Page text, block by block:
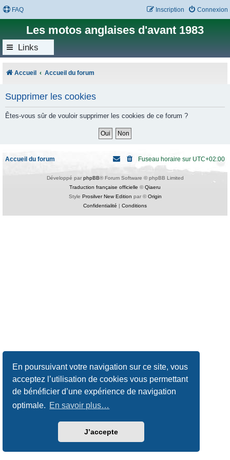
En poursuivant votre navigation sur ce site, vous
acceptez l’utilisation de cookies vous permettant
de bénéficier d’une expérience de navigation
optimale. En savoir plus…
J’accepte
FAQ Connexion
Inscription
Les motos anglaises d'avant 1983
Links
Accueil Accueil du forum
Supprimer les cookies
Êtes-vous sûr de vouloir supprimer les cookies de ce forum ?
Accueil du forum Fuseau horaire sur UTC+02:00
Développé par phpBB® Forum Software © phpBB Limited
Traduction française officielle ©Qiaeru
Style Prosilver New Edition par ©Origin
Confidentialité | Conditions